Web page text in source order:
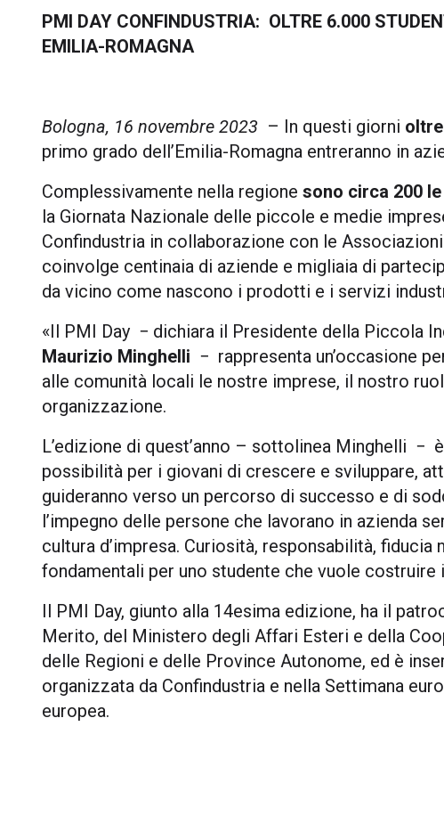
PMI DAY CONFINDUSTRIA: OLTRE 6.000
EMILIA-ROMAGNA
Bologna, 16 novembre 2023– In questi giorni
primo grado dell’Emilia-Romagna entreranno in
Complessivamente nella regione sono circa 200
la Giornata Nazionale delle piccole e medie
Confindustria in collaborazione con le
coinvolge centinaia di aziende e migliaia di
da vicino come nascono i prodotti e i servizi
«Il PMI Day − dichiara il Presidente della Piccola
Maurizio Minghelli − rappresenta un’occasione
alle comunità locali le nostre imprese, il nostro
organizzazione.
L’edizione di quest’anno – sottolinea Minghelli −
possibilità per i giovani di crescere e sviluppare,
guideranno verso un percorso di successo e di
l’impegno delle persone che lavorano in azienda
cultura d’impresa. Curiosità, responsabilità,
fondamentali per uno studente che vuole costruire
Il PMI Day, giunto alla 14esima edizione, ha il
Merito, del Ministero degli Affari Esteri e della
delle Regioni e delle Province Autonome, ed è
organizzata da Confindustria e nella Settimana
europea.